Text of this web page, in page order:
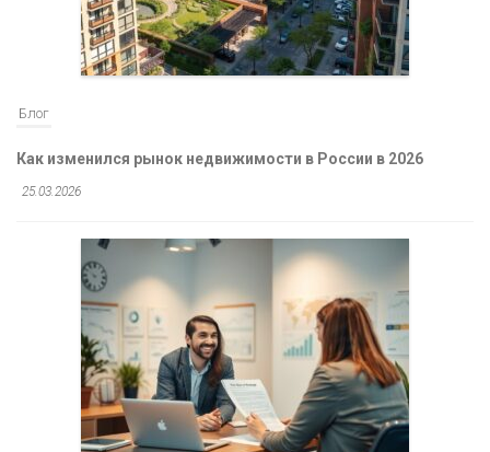
Блог
Как изменился рынок недвижимости в России в 2026
25.03.2026